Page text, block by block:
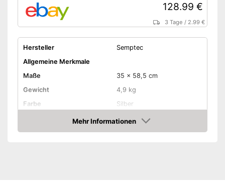
128.99 €
3 Tage / 2.99 €
Hersteller
Semptec
Allgemeine Merkmale
Maße
35 x 58,5 cm
Gewicht
4,9 kg
Farbe
Silber
Material Gehäuse
Produkteigenschaften
Mehr Informationen
Amazon